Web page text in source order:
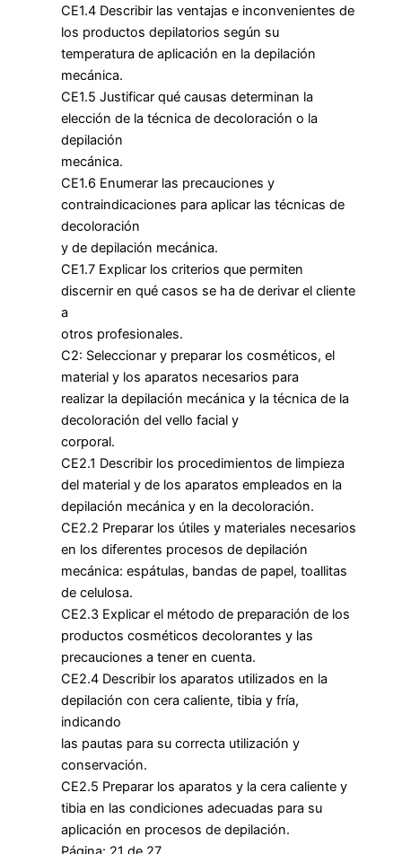
CE1.4 Describir las ventajas e inconvenientes de
los productos depilatorios según su
temperatura de aplicación en la depilación
mecánica.
CE1.5 Justificar qué causas determinan la
elección de la técnica de decoloración o la
depilación
mecánica.
CE1.6 Enumerar las precauciones y
contraindicaciones para aplicar las técnicas de
decoloración
y de depilación mecánica.
CE1.7 Explicar los criterios que permiten
discernir en qué casos se ha de derivar el cliente
a
otros profesionales.
C2: Seleccionar y preparar los cosméticos, el
material y los aparatos necesarios para
realizar la depilación mecánica y la técnica de la
decoloración del vello facial y
corporal.
CE2.1 Describir los procedimientos de limpieza
del material y de los aparatos empleados en la
depilación mecánica y en la decoloración.
CE2.2 Preparar los útiles y materiales necesarios
en los diferentes procesos de depilación
mecánica: espátulas, bandas de papel, toallitas
de celulosa.
CE2.3 Explicar el método de preparación de los
productos cosméticos decolorantes y las
precauciones a tener en cuenta.
CE2.4 Describir los aparatos utilizados en la
depilación con cera caliente, tibia y fría,
indicando
las pautas para su correcta utilización y
conservación.
CE2.5 Preparar los aparatos y la cera caliente y
tibia en las condiciones adecuadas para su
aplicación en procesos de depilación.